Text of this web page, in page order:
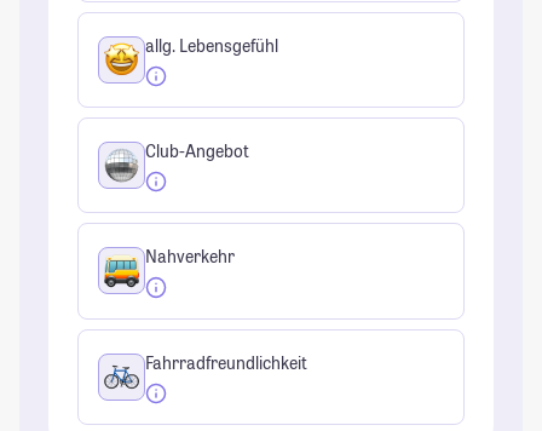
allg. Lebensgefühl
Club-Angebot
Nahverkehr
Fahrradfreundlichkeit